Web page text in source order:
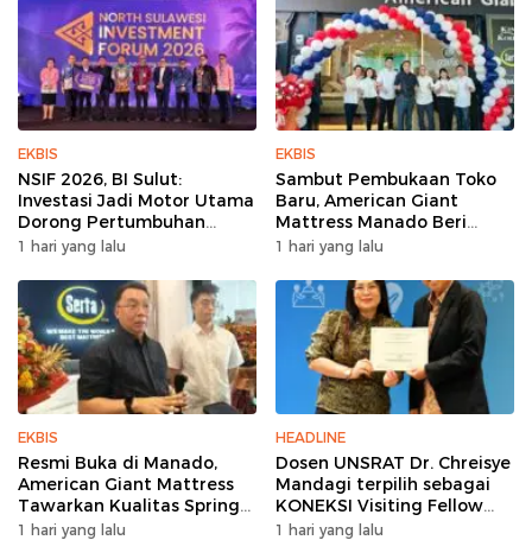
EKBIS
NSIF 2026, BI Sulut:
Investasi Jadi Motor Utama
Dorong Pertumbuhan
Ekonomi Sulut
1 hari yang lalu
EKBIS
Sambut Pembukaan Toko
Baru, American Giant
Mattress Manado Beri
Promo Hemat Jutaan
1 hari yang lalu
EKBIS
Resmi Buka di Manado,
American Giant Mattress
Tawarkan Kualitas Spring
Bed Premium
1 hari yang lalu
HEADLINE
Dosen UNSRAT Dr. Chreisye
Mandagi terpilih sebagai
KONEKSI Visiting Fellow
2026 di Australia
1 hari yang lalu